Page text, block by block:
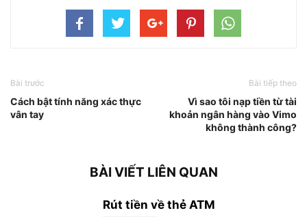
Bài trước
Cách bật tính năng xác thực
vân tay
Bài tiếp theo
Vì sao tôi nạp tiền từ tài
khoản ngân hàng vào Vimo
không thành công?
BÀI VIẾT LIÊN QUAN
Rút tiền về thẻ ATM